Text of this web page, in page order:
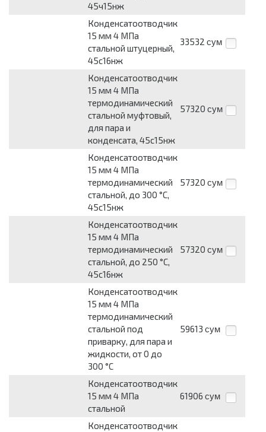
45ч15нж
Конденсатоотводчик
15 мм 4 МПа
стальной штуцерный,
45с16нж
33532 сум
Конденсатоотводчик
15 мм 4 МПа
термодинамический
стальной муфтовый,
для пара и
конденсата, 45с15нж
57320 сум
Конденсатоотводчик
15 мм 4 МПа
термодинамический
стальной, до 300 °С,
45с15нж
57320 сум
Конденсатоотводчик
15 мм 4 МПа
термодинамический
стальной, до 250 °С,
45с16нж
57320 сум
Конденсатоотводчик
15 мм 4 МПа
термодинамический
стальной под
приварку, для пара и
жидкости, от 0 до
300 °С
59613 сум
Конденсатоотводчик
15 мм 4 МПа
стальной
61906 сум
Конденсатоотводчик